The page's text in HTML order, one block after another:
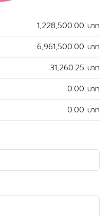
1,228,500.00 บาท
6,961,500.00 บาท
31,260.25 บาท
0.00 บาท
0.00 บาท